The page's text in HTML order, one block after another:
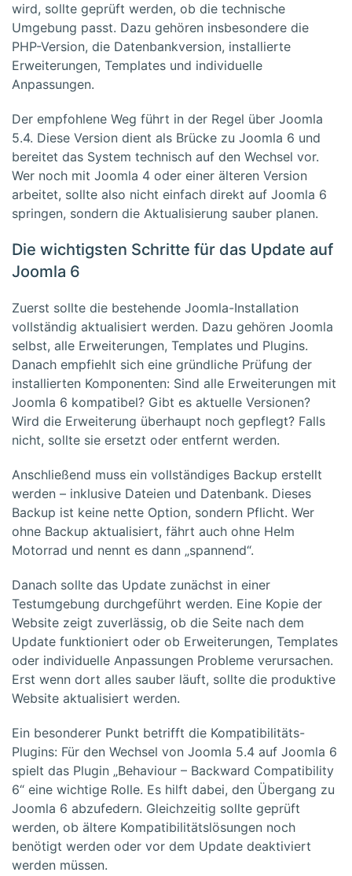
wird, sollte geprüft werden, ob die technische
Umgebung passt. Dazu gehören insbesondere die
PHP-Version, die Datenbankversion, installierte
Erweiterungen, Templates und individuelle
Anpassungen.
Der empfohlene Weg führt in der Regel über Joomla
5.4. Diese Version dient als Brücke zu Joomla 6 und
bereitet das System technisch auf den Wechsel vor.
Wer noch mit Joomla 4 oder einer älteren Version
arbeitet, sollte also nicht einfach direkt auf Joomla 6
springen, sondern die Aktualisierung sauber planen.
Die wichtigsten Schritte für das Update auf
Joomla 6
Zuerst sollte die bestehende Joomla-Installation
vollständig aktualisiert werden. Dazu gehören Joomla
selbst, alle Erweiterungen, Templates und Plugins.
Danach empfiehlt sich eine gründliche Prüfung der
installierten Komponenten: Sind alle Erweiterungen mit
Joomla 6 kompatibel? Gibt es aktuelle Versionen?
Wird die Erweiterung überhaupt noch gepflegt? Falls
nicht, sollte sie ersetzt oder entfernt werden.
Anschließend muss ein vollständiges Backup erstellt
werden – inklusive Dateien und Datenbank. Dieses
Backup ist keine nette Option, sondern Pflicht. Wer
ohne Backup aktualisiert, fährt auch ohne Helm
Motorrad und nennt es dann „spannend“.
Danach sollte das Update zunächst in einer
Testumgebung durchgeführt werden. Eine Kopie der
Website zeigt zuverlässig, ob die Seite nach dem
Update funktioniert oder ob Erweiterungen, Templates
oder individuelle Anpassungen Probleme verursachen.
Erst wenn dort alles sauber läuft, sollte die produktive
Website aktualisiert werden.
Ein besonderer Punkt betrifft die Kompatibilitäts-
Plugins: Für den Wechsel von Joomla 5.4 auf Joomla 6
spielt das Plugin „Behaviour – Backward Compatibility
6“ eine wichtige Rolle. Es hilft dabei, den Übergang zu
Joomla 6 abzufedern. Gleichzeitig sollte geprüft
werden, ob ältere Kompatibilitätslösungen noch
benötigt werden oder vor dem Update deaktiviert
werden müssen.